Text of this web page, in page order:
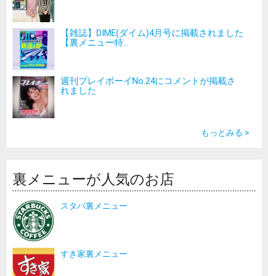
【雑誌】DIME(ダイム)4月号に掲載されました
【裏メニュー特...
週刊プレイボーイNo.24にコメントが掲載さ
れました
もっとみる >
裏メニューが人気のお店
スタバ裏メニュー
すき家裏メニュー